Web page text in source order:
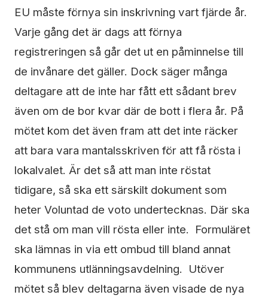
EU måste förnya sin inskrivning vart fjärde år.
Varje gång det är dags att förnya
registreringen så går det ut en påminnelse till
de invånare det gäller. Dock säger många
deltagare att de inte har fått ett sådant brev
även om de bor kvar där de bott i flera år. På
mötet kom det även fram att det inte räcker
att bara vara mantalsskriven för att få rösta i
lokalvalet. Är det så att man inte röstat
tidigare, så ska ett särskilt dokument som
heter Voluntad de voto undertecknas. Där ska
det stå om man vill rösta eller inte. Formuläret
ska lämnas in via ett ombud till bland annat
kommunens utlänningsavdelning. Utöver
mötet så blev deltagarna även visade de nya